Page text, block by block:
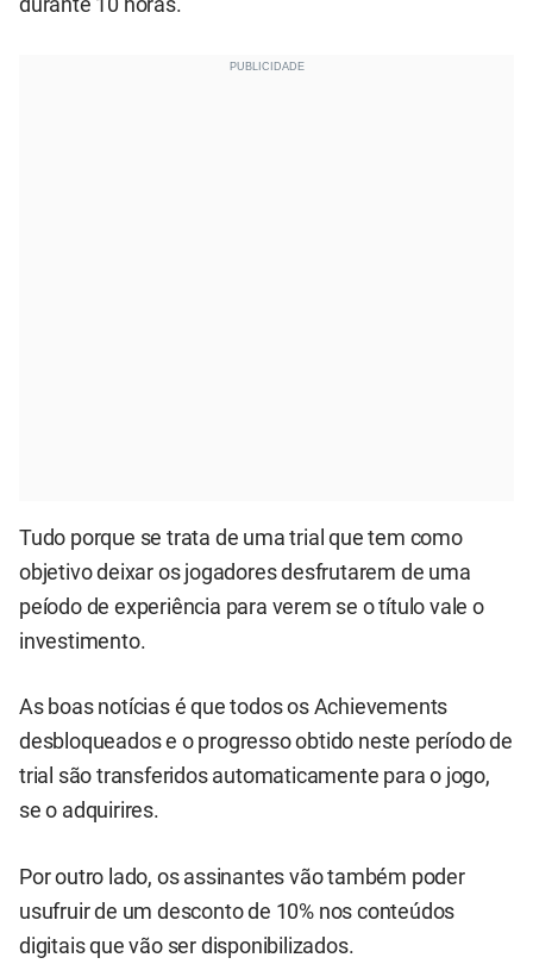
durante 10 horas.
Tudo porque se trata de uma trial que tem como
objetivo deixar os jogadores desfrutarem de uma
peíodo de experiência para verem se o título vale o
investimento.
As boas notícias é que todos os Achievements
desbloqueados e o progresso obtido neste período de
trial são transferidos automaticamente para o jogo,
se o adquirires.
Por outro lado, os assinantes vão também poder
usufruir de um desconto de 10% nos conteúdos
digitais que vão ser disponibilizados.